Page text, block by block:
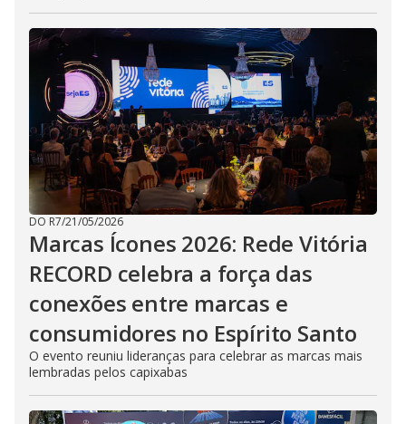
DO R7/21/05/2026
Marcas Ícones 2026: Rede Vitória
RECORD celebra a força das
conexões entre marcas e
consumidores no Espírito Santo
O evento reuniu lideranças para celebrar as marcas mais
lembradas pelos capixabas